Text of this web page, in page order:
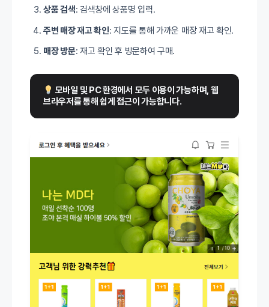
상품 검색: 검색창에 상품명 입력.
주변 매장 재고 확인: 지도를 통해 가까운 매장 재고 확인.
매장 방문: 재고 확인 후 방문하여 구매.
모바일 및 PC 환경에서 모두 이용이 가능하며, 웹
브라우저를 통해 쉽게 접근이 가능합니다.